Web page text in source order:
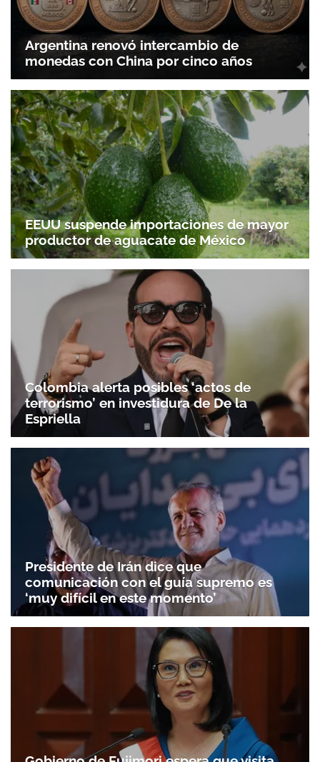
Argentina renovó intercambio de
monedas con China por cinco años
EEUU suspende importaciones de mayor
productor de aguacate de México
Colombia alerta posibles ‘actos de
terrorismo’ en investidura de De la
Espriella
Presidente de Irán dice que
comunicación con el guía supremo es
‘muy difícil en este momento’